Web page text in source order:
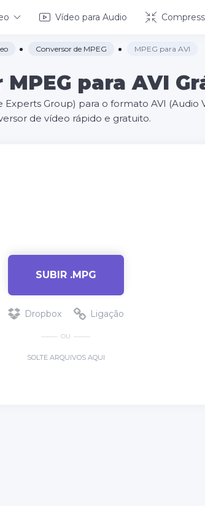
Vídeo para Audio
Conversor de MPEG MPEG para AVI
para AVI
Experts Group) para o formato AVI
de vídeo rápido e gratuito.
SUBIR .MPG
Dropbox Ligação
OU
SOLTE ARQUIVOS AQUI